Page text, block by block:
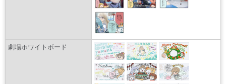
劇場ホワイトボード